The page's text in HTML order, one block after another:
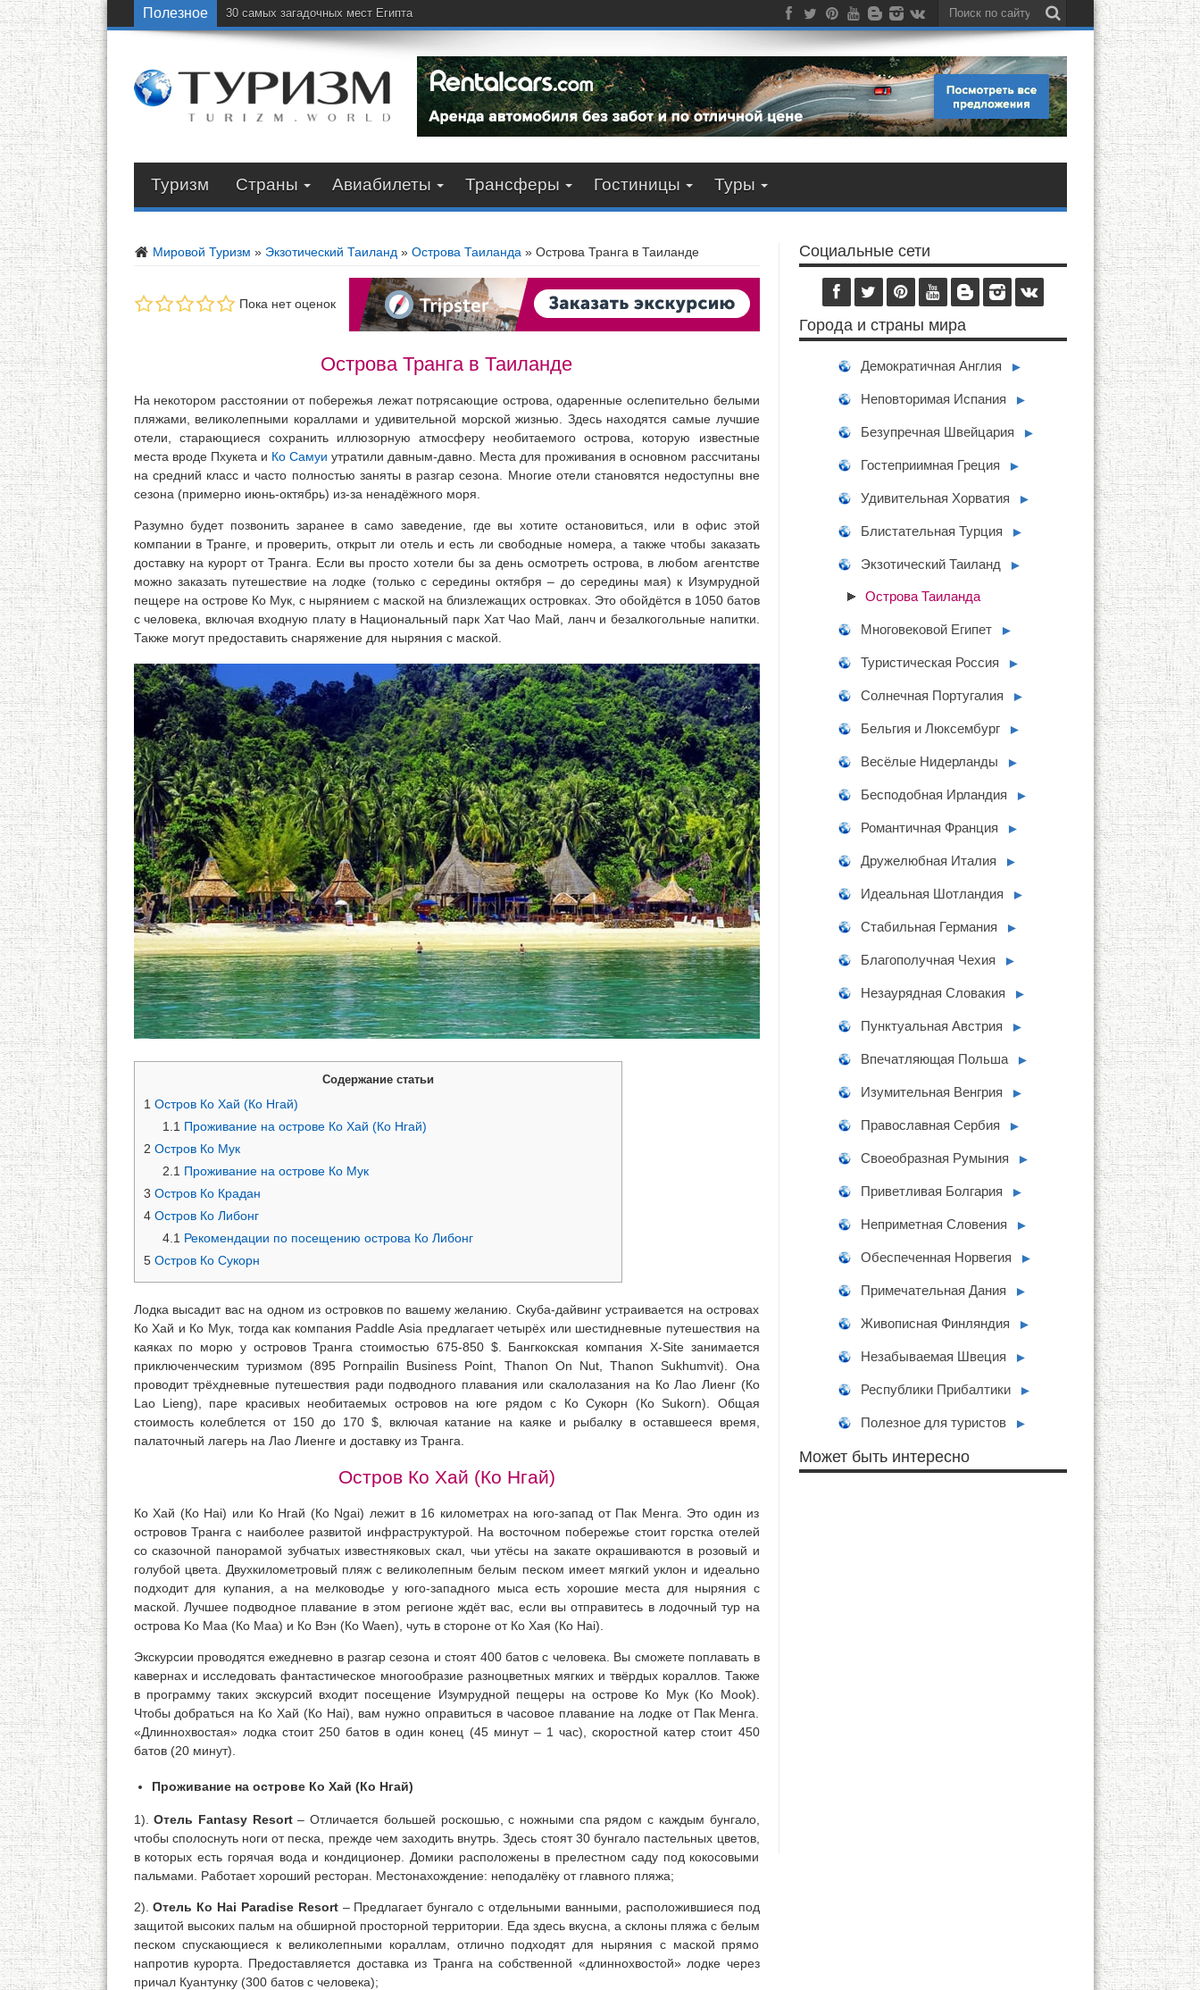
Полезное 30 самых загадочных мест Египта
Туризм Страны Авиабилеты Трансферы Гостиницы Туры
Мировой Туризм » Экзотический Таиланд » Острова Таиланда » Острова Транга в Таиланде
Пока нет оценок
Острова Транга в Таиланде
На некотором расстоянии от побережья лежат потрясающие острова, одаренные ослепительно белыми
пляжами, великолепными кораллами и удивительной морской жизнью. Здесь находятся самые лучшие
отели, старающиеся сохранить иллюзорную атмосферу необитаемого острова, которую известные
места вроде Пхукета и Ко Самуи утратили давным-давно. Места для проживания в основном рассчитаны
на средний класс и часто полностью заняты в разгар сезона. Многие отели становятся недоступны вне
сезона (примерно июнь-октябрь) из-за ненадёжного моря.
Разумно будет позвонить заранее в само заведение, где вы хотите остановиться, или в офис этой
компании в Транге, и проверить, открыт ли отель и есть ли свободные номера, а также чтобы заказать
доставку на курорт от Транга. Если вы просто хотели бы за день осмотреть острова, в любом агентстве
можно заказать путешествие на лодке (только с середины октября – до середины мая) к Изумрудной
пещере на острове Ко Мук, с нырянием с маской на близлежащих островках. Это обойдётся в 1050 батов
с человека, включая входную плату в Национальный парк Хат Чао Май, ланч и безалкогольные напитки.
Также могут предоставить снаряжение для ныряния с маской.
Содержание статьи
1 Остров Ко Хай (Ко Нгай)
1.1 Проживание на острове Ко Хай (Ко Нгай)
2 Остров Ко Мук
2.1 Проживание на острове Ко Мук
3 Остров Ко Крадан
4Остров Ко Либонг
4.1 Рекомендации по посещению острова Ко Либонг
5Остров Ко Сукорн
Лодка высадит вас на одном из островков по вашему желанию. Скуба-дайвинг устраивается на островах
Ко Хай и Ко Мук, тогда как компания Paddle Asia предлагает четырёх или шестидневные путешествия на
каяках по морю у островов Транга стоимостью 675-850 $. Бангкокская компания X-Site занимается
приключенческим туризмом (895 Pornpailin Business Point, Thanon On Nut, Thanon Sukhumvit). Она
проводит трёхдневные путешествия ради подводного плавания или скалолазания на Ко Лао Лиенг (Ко
Lao Lieng), паре красивых необитаемых островов на юге рядом с Ко Сукорн (Ко Sukorn). Общая
стоимость колеблется от 150 до 170 $, включая катание на каяке и рыбалку в оставшееся время,
палаточный лагерь на Лао Лиенге и доставку из Транга.
Остров Ко Хай (Ко Нгай)
Ко Хай (Ко Hai) или Ко Нгай (Ко Ngai) лежит в 16 километрах на юго-запад от Пак Менга. Это один из
островов Транга с наиболее развитой инфраструктурой. На восточном побережье стоит горстка отелей
со сказочной панорамой зубчатых известняковых скал, чьи утёсы на закате окрашиваются в розовый и
голубой цвета. Двухкилометровый пляж с великолепным белым песком имеет мягкий уклон и идеально
подходит для купания, а на мелководье у юго-западного мыса есть хорошие места для ныряния с
маской. Лучшее подводное плавание в этом регионе ждёт вас, если вы отправитесь в лодочный тур на
острова Ko Maa (Ко Маа) и Ко Вэн (Ко Waen), чуть в стороне от Ко Хая (Ко Hai).
Экскурсии проводятся ежедневно в разгар сезона и стоят 400 батов с человека. Вы сможете поплавать в
кавернах и исследовать фантастическое многообразие разноцветных мягких и твёрдых кораллов. Также
в программу таких экскурсий входит посещение Изумрудной пещеры на острове Ко Мук (Ко Mook).
Чтобы добраться на Ко Хай (Ко Hai), вам нужно оправиться в часовое плавание на лодке от Пак Менга.
«Длиннохвостая» лодка стоит 250 батов в один конец (45 минут – 1 час), скоростной катер стоит 450
батов (20 минут).
Проживание на острове Ко Хай (Ко Нгай)
1).Отель Fantasy Resort– Отличается большей роскошью, с ножными спа рядом с каждым бунгало,
чтобы сполоснуть ноги от песка, прежде чем заходить внутрь. Здесь стоят 30 бунгало пастельных цветов,
в которых есть горячая вода и кондиционер. Домики расположены в прелестном саду под кокосовыми
пальмами. Работает хороший ресторан. Местонахождение: неподалёку от главного пляжа;
2).Отель Ко Hai Paradise Resort– Предлагает бунгало с отдельными ванными, расположившиеся под
защитой высоких пальм на обширной просторной территории. Еда здесь вкусна, а склоны пляжа с белым
песком спускающиеся к великолепными кораллам, отлично подходят для ныряния с маской прямо
напротив курорта. Предоставляется доставка из Транга на собственной «длиннохвостой» лодке через
причал Куантунку (300 батов с человека);
Социальные сети
Города и страны мира
Демократичная Англия ►
Неповторимая Испания ►
Безупречная Швейцария ►
Гостеприимная Греция ►
Удивительная Хорватия ►
Блистательная Турция ►
Экзотический Таиланд ►
Острова Таиланда
Многовековой Египет ►
Туристическая Россия ►
Солнечная Португалия ►
Бельгия и Люксембург ►
Весёлые Нидерланды ►
Бесподобная Ирландия ►
Романтичная Франция ►
Дружелюбная Италия ►
Идеальная Шотландия ►
Стабильная Германия ►
Благополучная Чехия ►
Незаурядная Словакия ►
Пунктуальная Австрия ►
Впечатляющая Польша ►
Изумительная Венгрия ►
Православная Сербия ►
Своеобразная Румыния ►
Приветливая Болгария ►
Неприметная Словения ►
Обеспеченная Норвегия ►
Примечательная Дания ►
Живописная Финляндия ►
Незабываемая Швеция ►
Республики Прибалтики ►
Полезное для туристов ►
Может быть интересно